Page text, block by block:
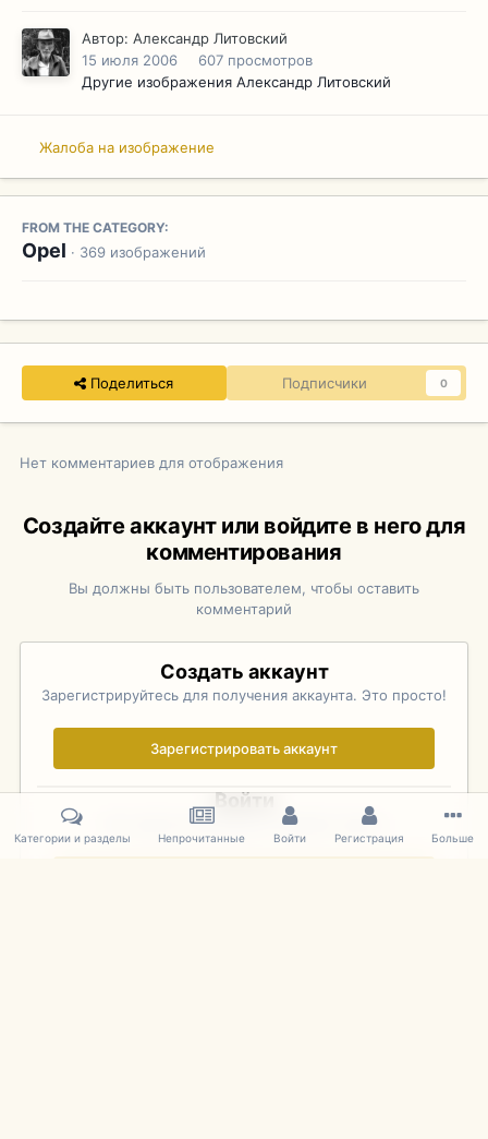
Автор: Александр Литовский
15 июля 2006
607 просмотров
Другие изображения Александр Литовский
Жалоба на изображение
FROM THE CATEGORY:
Opel · 369 изображений
Поделиться Подписчики 0
Нет комментариев для отображения
Создайте аккаунт или войдите в него для
комментирования
Вы должны быть пользователем, чтобы оставить
комментарий
Создать аккаунт
Зарегистрируйтесь для получения аккаунта. Это просто!
Зарегистрировать аккаунт
Войти
Уже зарегистрированы? Войдите здесь.
Категории и разделы Непрочитанные Войти Регистрация Больше